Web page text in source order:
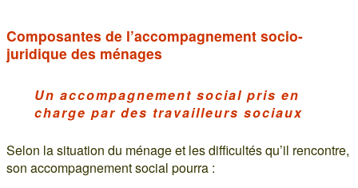
Composantes de l’accompagnement socio-
juridique des ménages
Un accompagnement social pris en
charge par des travailleurs sociaux
Selon la situation du ménage et les difficultés qu’il rencontre,
son accompagnement social pourra :